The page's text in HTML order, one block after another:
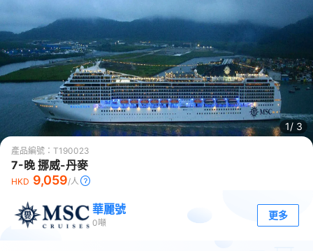
1/ 3
產品編號： T190023
7-晚 挪威-丹麥
HKD 9,059/人
華麗號
0噸
更多